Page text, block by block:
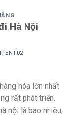
Hà Nội
hóa lớn nhất
rất phát triển.
nội là bao nhiêu,